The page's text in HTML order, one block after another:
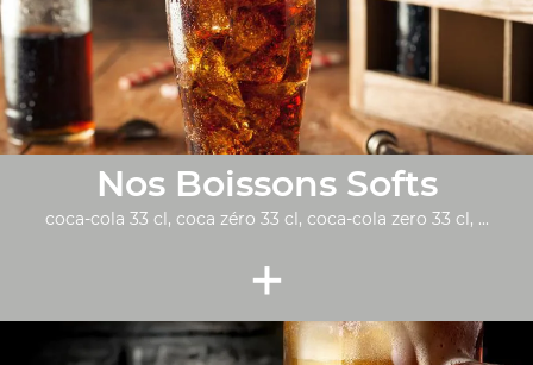
Nos Boissons Softs
coca-cola 33 cl, coca zéro 33 cl, coca-cola zero 33 cl, ...
+